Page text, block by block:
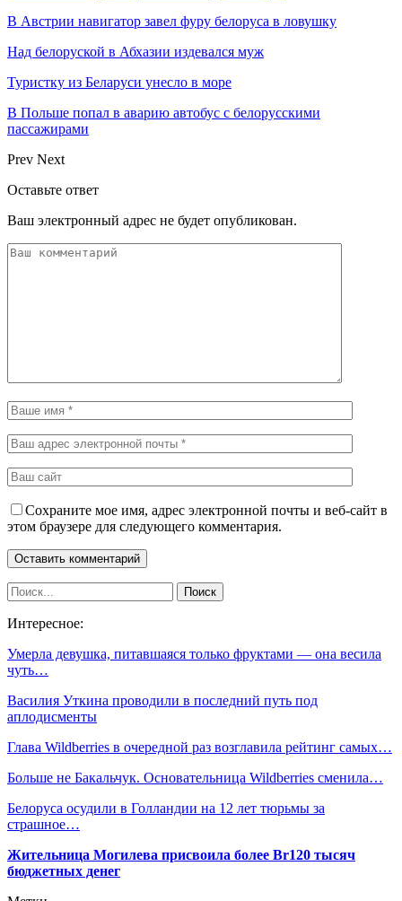
В Австрии навигатор завел фуру белоруса в ловушку
Над белоруской в Абхазии издевался муж
Туристку из Беларуси унесло в море
В Польше попал в аварию автобус с белорусскими
пассажирами
Prev Next
Оставьте ответ
Ваш электронный адрес не будет опубликован.
Сохраните мое имя, адрес электронной почты и веб-сайт в
этом браузере для следующего комментария.
Интересное:
Умерла девушка, питавшаяся только фруктами — она весила
чуть…
Василия Уткина проводили в последний путь под
аплодисменты
Глава Wildberries в очередной раз возглавила рейтинг самых…
Больше не Бакальчук. Основательница Wildberries сменила…
Белоруса осудили в Голландии на 12 лет тюрьмы за
страшное…
Жительница Могилева присвоила более Br120 тысяч
бюджетных денег